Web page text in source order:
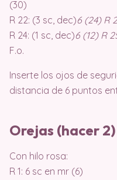
(30)
R 22: (3 sc, dec)6 (24) R
R 24: (1 sc, dec)6 (12) R
F.o.
Inserte los ojos de
distancia de 6 puntos
Orejas (hacer 2)
Con hilo rosa:
R 1: 6 sc en mr (6)